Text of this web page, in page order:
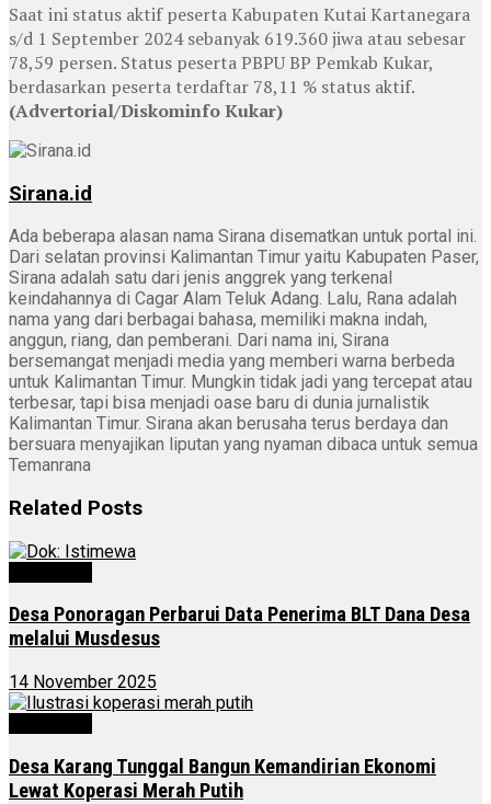
Saat ini status aktif peserta Kabupaten Kutai Kartanegara
s/d 1 September 2024 sebanyak 619.360 jiwa atau sebesar
78,59 persen. Status peserta PBPU BP Pemkab Kukar,
berdasarkan peserta terdaftar 78,11 % status aktif.
(Advertorial/Diskominfo Kukar)
Sirana.id
Ada beberapa alasan nama Sirana disematkan untuk portal ini.
Dari selatan provinsi Kalimantan Timur yaitu Kabupaten Paser,
Sirana adalah satu dari jenis anggrek yang terkenal
keindahannya di Cagar Alam Teluk Adang. Lalu, Rana adalah
nama yang dari berbagai bahasa, memiliki makna indah,
anggun, riang, dan pemberani. Dari nama ini, Sirana
bersemangat menjadi media yang memberi warna berbeda
untuk Kalimantan Timur. Mungkin tidak jadi yang tercepat atau
terbesar, tapi bisa menjadi oase baru di dunia jurnalistik
Kalimantan Timur. Sirana akan berusaha terus berdaya dan
bersuara menyajikan liputan yang nyaman dibaca untuk semua
Temanrana
Related Posts
Desa Ponoragan Perbarui Data Penerima BLT Dana Desa
melalui Musdesus
14 November 2025
Desa Karang Tunggal Bangun Kemandirian Ekonomi
Lewat Koperasi Merah Putih